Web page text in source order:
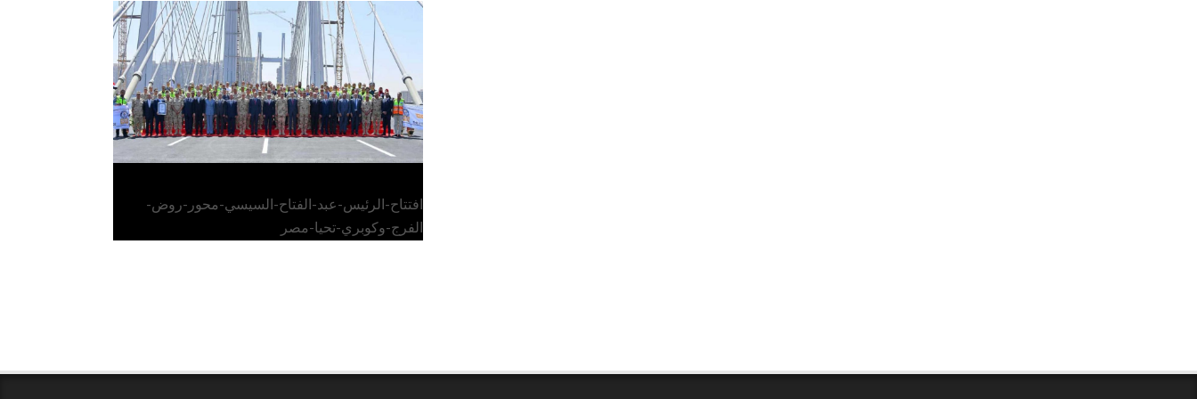
الرئيس عبد الفتاح السيسي يفتتح محور روض
الفرج وكوبري تحيا مصر
افتتاح-الرئيس-عبد-الفتاح-السيسي-محور-روض-
الفرج-وكوبري-تحيا-مصر